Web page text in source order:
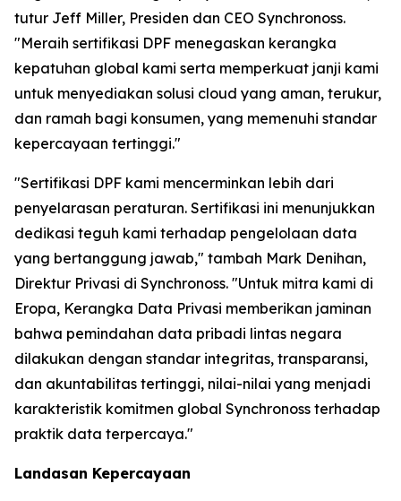
tutur Jeff Miller, Presiden dan CEO Synchronoss.
"Meraih sertifikasi DPF menegaskan kerangka
kepatuhan global kami serta memperkuat janji kami
untuk menyediakan solusi cloud yang aman, terukur,
dan ramah bagi konsumen, yang memenuhi standar
kepercayaan tertinggi."
"Sertifikasi DPF kami mencerminkan lebih dari
penyelarasan peraturan. Sertifikasi ini menunjukkan
dedikasi teguh kami terhadap pengelolaan data
yang bertanggung jawab," tambah Mark Denihan,
Direktur Privasi di Synchronoss. "Untuk mitra kami di
Eropa, Kerangka Data Privasi memberikan jaminan
bahwa pemindahan data pribadi lintas negara
dilakukan dengan standar integritas, transparansi,
dan akuntabilitas tertinggi, nilai-nilai yang menjadi
karakteristik komitmen global Synchronoss terhadap
praktik data terpercaya."
Landasan Kepercayaan